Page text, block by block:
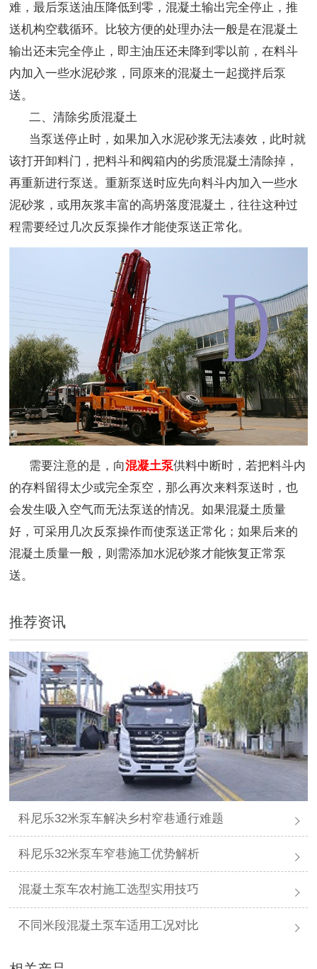
难，最后泵送油压降低到零，混凝土输出完全停止，推
送机构空载循环。比较方便的处理办法一般是在混凝土
输出还未完全停止，即主油压还未降到零以前，在料斗
内加入一些水泥砂浆，同原来的混凝土一起搅拌后泵
送。
二、清除劣质混凝土
当泵送停止时，如果加入水泥砂浆无法凑效，此时就
该打开卸料门，把料斗和阀箱内的劣质混凝土清除掉，
再重新进行泵送。重新泵送时应先向料斗内加入一些水
泥砂浆，或用灰浆丰富的高坍落度混凝土，往往这种过
程需要经过几次反泵操作才能使泵送正常化。
需要注意的是，向混凝土泵供料中断时，若把料斗内
的存料留得太少或完全泵空，那么再次来料泵送时，也
会发生吸入空气而无法泵送的情况。如果混凝土质量
好，可采用几次反泵操作而使泵送正常化；如果后来的
混凝土质量一般，则需添加水泥砂浆才能恢复正常泵
送。
推荐资讯
科尼乐32米泵车解决乡村窄巷通行难题
科尼乐32米泵车窄巷施工优势解析
混凝土泵车农村施工选型实用技巧
不同米段混凝土泵车适用工况对比